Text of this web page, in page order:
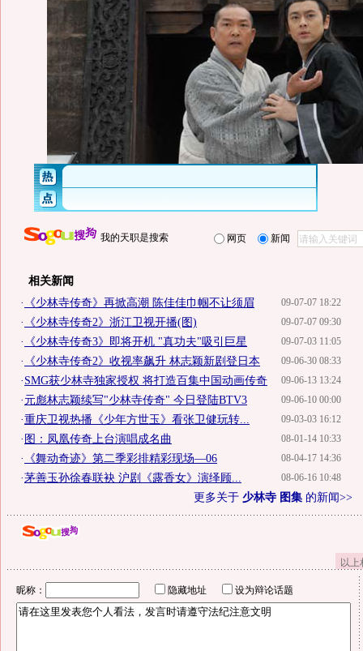
我的天职是搜索 网页 新闻
相关新闻
09-07-07 18:22
· 《少林寺传奇》再掀高潮 陈佳佳巾帼不让须眉
09-07-07 09:30
· 《少林寺传奇2》浙江卫视开播(图)
09-07-03 11:05
· 《少林寺传奇3》即将开机 "真功夫"吸引巨星
09-06-30 08:33
· 《少林寺传奇2》收视率飙升 林志颖新剧登日本
09-06-13 13:24
·SMG获少林寺独家授权 将打造百集中国动画传奇
09-06-10 00:00
·元彪林志颖续写"少林寺传奇" 今日登陆BTV3
09-03-03 16:12
·重庆卫视热播《少年方世玉》看张卫健玩转...
08-01-14 10:33
·图：凤凰传奇上台演唱成名曲
08-04-17 14:36
· 《舞动奇迹》第二季彩排精彩现场—06
08-06-16 10:48
·茅善玉孙徐春联袂 沪剧《露香女》演绎顾...
更多关于 少林寺 图集 的新闻>>
以
昵称： 隐藏地址 设为辩论话题